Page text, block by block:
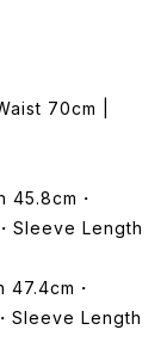
70cm |
・
Sleeve Length
・
Sleeve Length